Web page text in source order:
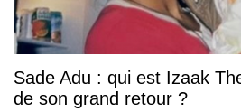
Sade Adu : qui est Izaak
de son grand retour ?